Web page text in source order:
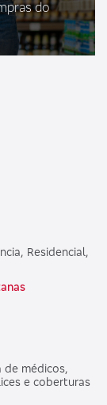
do
Residencial,
de médicos,
e coberturas